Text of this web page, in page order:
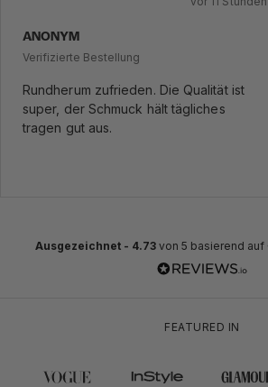
ANONYM
Verifizierte Bestellung
Rundherum zufrieden. Die Qualität ist
super, der Schmuck hält tägliches
tragen gut aus.
Ausgezeichnet - 4.73von 5 basierend auf
FEATURED IN